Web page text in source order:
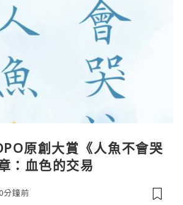
原創大賞《人魚不會哭
：血色的交易
分鐘前